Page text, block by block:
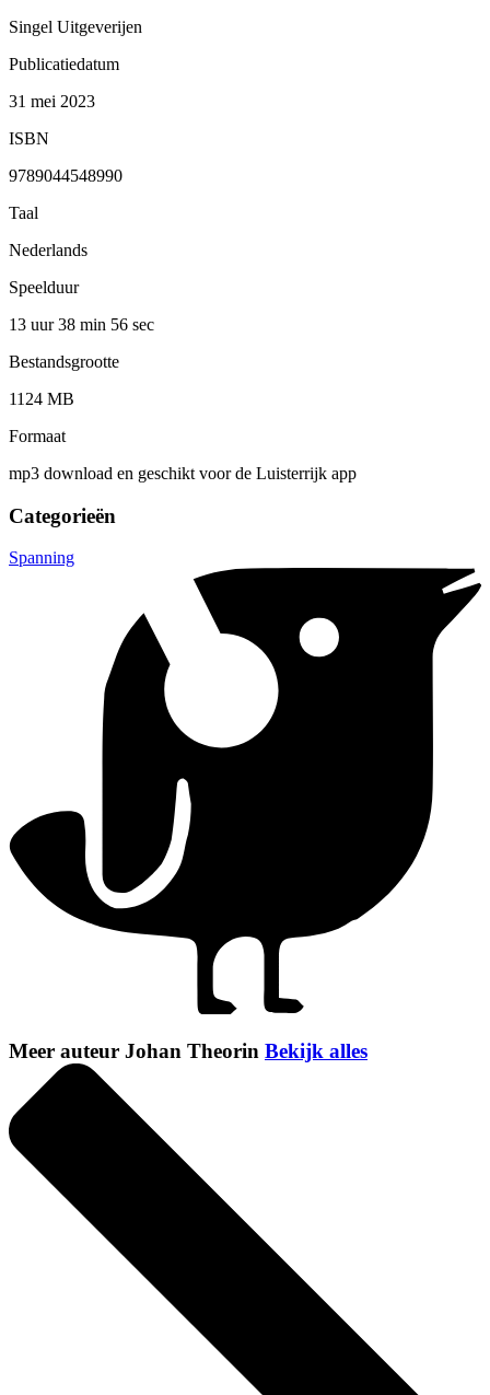
Singel Uitgeverijen
Publicatiedatum
31 mei 2023
ISBN
9789044548990
Taal
Nederlands
Speelduur
13 uur 38 min 56 sec
Bestandsgrootte
1124 MB
Formaat
mp3 download en geschikt voor de Luisterrijk app
Categorieën
Spanning
Meer auteur Johan Theorin Bekijk alles